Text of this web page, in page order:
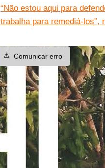
“Não estou aqui para
trabalha para remediá-los”,
⚠️ Comunicar erro